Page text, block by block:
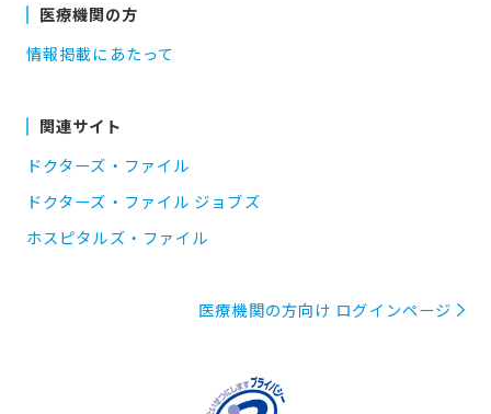
医療機関の方
情報掲載にあたって
関連サイト
ドクターズ・ファイル
ドクターズ・ファイル ジョブズ
ホスピタルズ・ファイル
医療機関の方向け ログインページ